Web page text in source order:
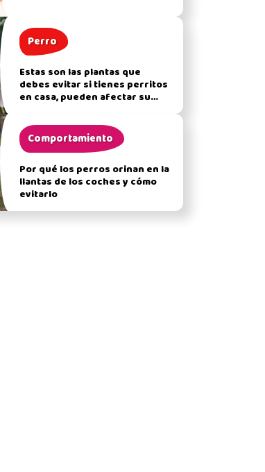
Perro
Estas son las plantas que
debes evitar si tienes perritos
en casa, pueden afectar su
Comportamiento
Por qué los perros orinan en la
llantas de los coches y cómo
evitarlo